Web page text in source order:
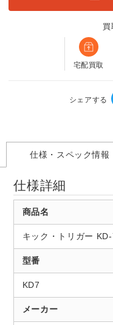
買
宅配買取
シェアする
仕様・スペック情報
仕様詳細
商品名
キック・トリガー
型番
KD7
メーカー